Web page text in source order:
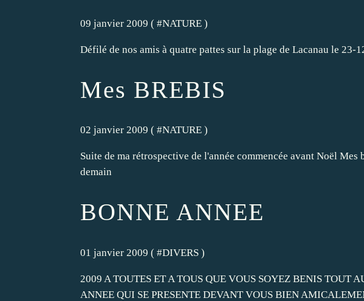
09 janvier 2009 ( #NATURE )
Défilé de nos amis à quatre pattes sur la plage de Lacanau le 23-
Mes BREBIS
02 janvier 2009 ( #NATURE )
Suite de ma rétrospective de l'année commencée avant Noël Mes
demain
BONNE ANNEE
01 janvier 2009 ( #DIVERS )
2009 A TOUTES ET A TOUS QUE VOUS SOYEZ BENIS TOUT
ANNEE QUI SE PRESENTE DEVANT VOUS BIEN